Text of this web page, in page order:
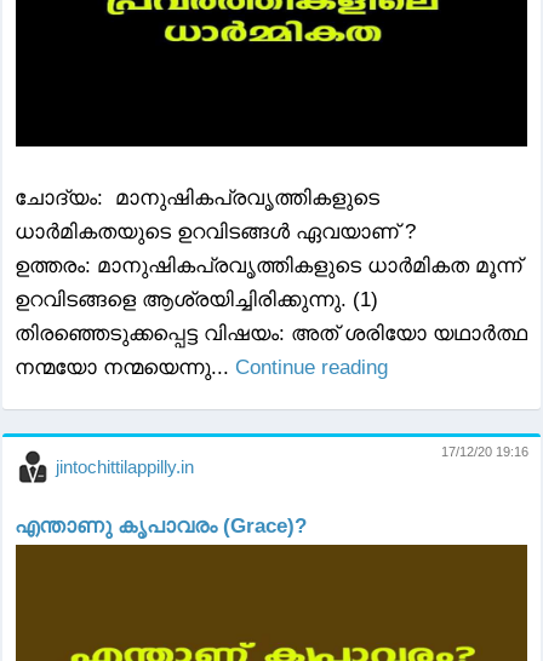
ചോദ്യം: മാനുഷികപ്രവൃത്തികളുടെ
ധാർമികതയുടെ ഉറവിടങ്ങൾ ഏവയാണ് ?
ഉത്തരം: മാനുഷികപ്രവൃത്തികളുടെ ധാർമികത മൂന്ന്
ഉറവിടങ്ങളെ ആശ്രയിച്ചിരിക്കുന്നു. (1)
തിരഞ്ഞെടുക്കപ്പെട്ട വിഷയം: അത് ശരിയോ യഥാർത്ഥ
നന്മയോ നന്മയെന്നു... Continue reading
jintochittilappilly.in
17/12/20 19:16
എന്താണു കൃപാവരം (Grace)?